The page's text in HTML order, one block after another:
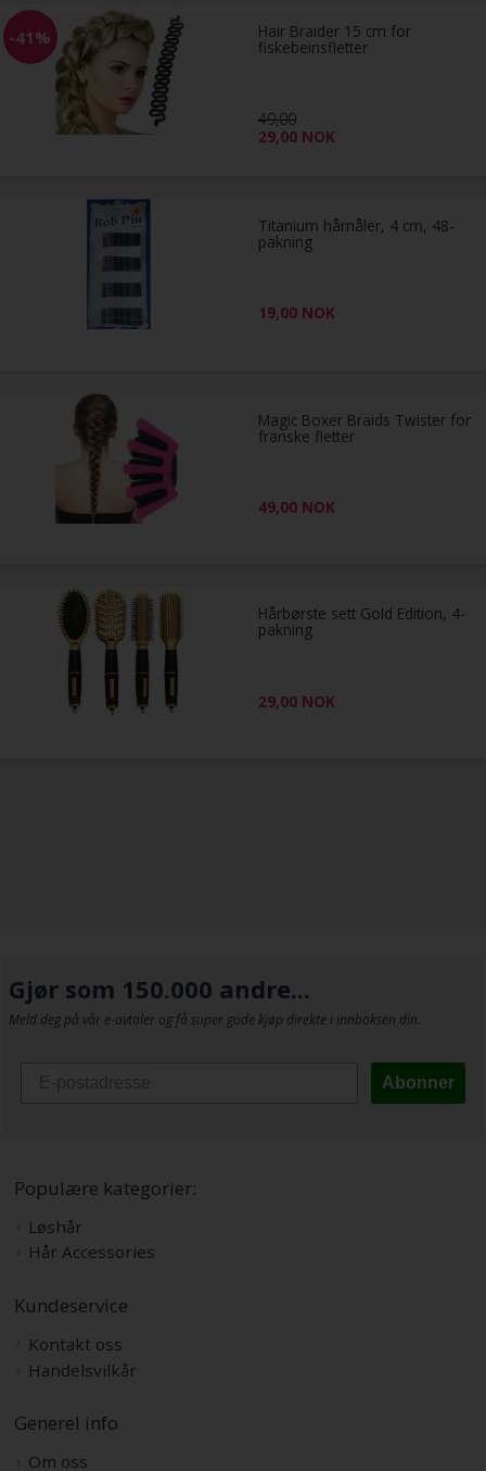
-41% Hair Braider 15 cm for
fiskebeinsfletter
49,00
29,00 NOK
Titanium hårnåler, 4 cm, 48-
pakning
19,00 NOK
Magic Boxer Braids Twister for
franske fletter
49,00 NOK
Hårbørste sett Gold Edition, 4-
pakning
29,00 NOK
Gjør som 150.000 andre...
Meld deg på vår e-avtaler og få super gode kjøp direkte i innboksen din.
Abonner
Populære kategorier:
Løshår
Hår Accessories
Kundeservice
Kontakt oss
Handelsvilkår
Generel info
Om oss